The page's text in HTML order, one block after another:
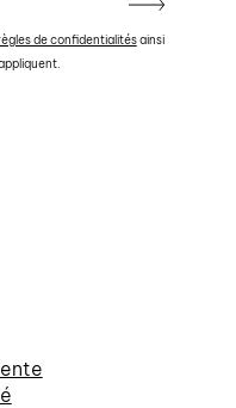
de confidentialitésainsi